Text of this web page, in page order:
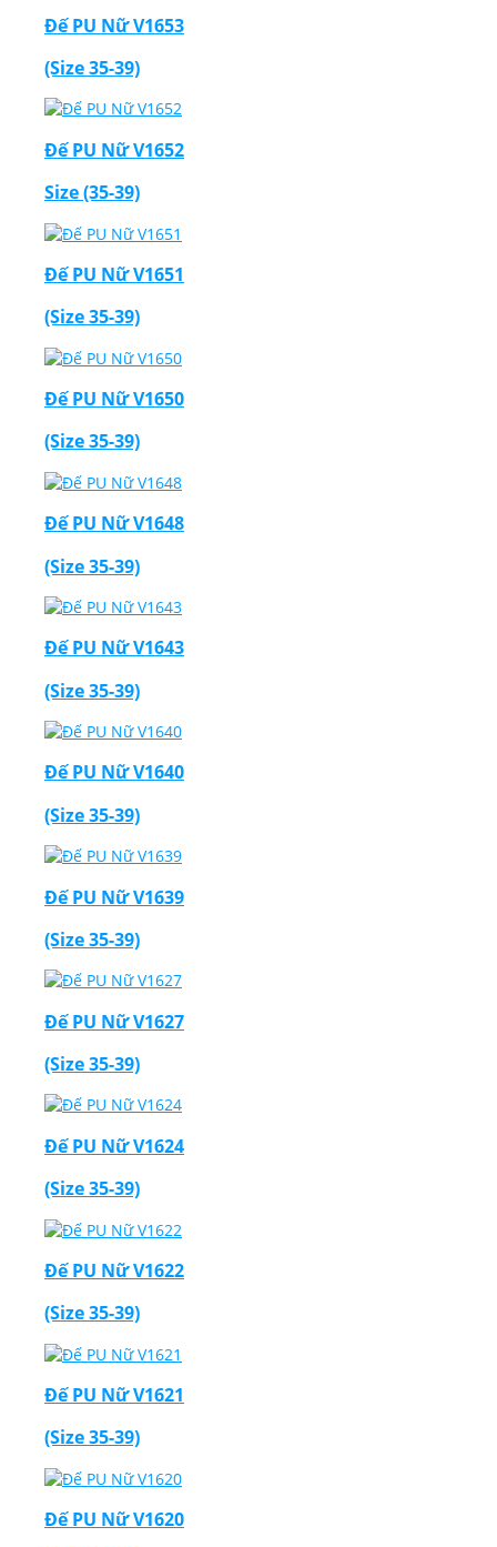
Đế PU Nữ V1653
(Size 35-39)
Đế PU Nữ V1652
Size (35-39)
Đế PU Nữ V1651
(Size 35-39)
Đế PU Nữ V1650
(Size 35-39)
Đế PU Nữ V1648
(Size 35-39)
Đế PU Nữ V1643
(Size 35-39)
Đế PU Nữ V1640
(Size 35-39)
Đế PU Nữ V1639
(Size 35-39)
Đế PU Nữ V1627
(Size 35-39)
Đế PU Nữ V1624
(Size 35-39)
Đế PU Nữ V1622
(Size 35-39)
Đế PU Nữ V1621
(Size 35-39)
Đế PU Nữ V1620